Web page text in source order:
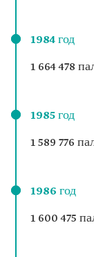
1984 год
1 664 478
1985 год
1 589 776
1986 год
1 600 475